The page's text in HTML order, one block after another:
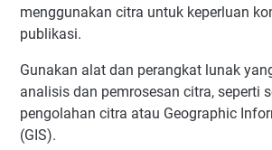
menggunakan citra untuk keperluan
publikasi.
Gunakan alat dan perangkat lunak
analisis dan pemrosesan citra, seperti
pengolahan citra atau Geographic
(GIS).